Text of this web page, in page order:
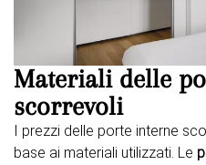
Materiali delle
scorrevoli
I prezzi delle porte interne
base ai materiali utilizzati. Le